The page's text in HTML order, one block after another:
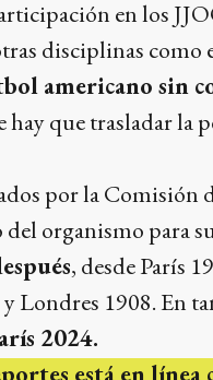
en los
disciplinas como
americano sin
que trasladar la
por la Comisión
organismo para
, desde París
Londres 1908. En
2024.